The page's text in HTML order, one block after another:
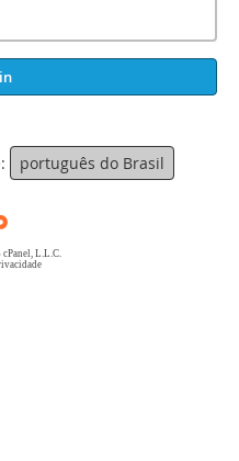
português do Brasil
L.L.C.